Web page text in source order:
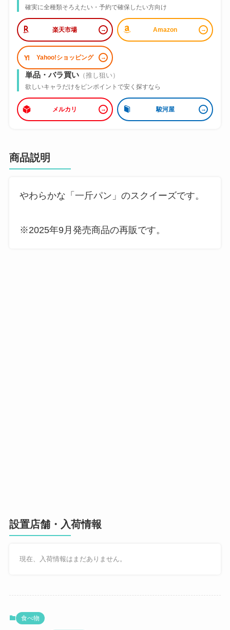
確実に全種類そろえたい・予約で確保したい方向け
楽天市場 Amazon
Yahoo!ショッピング
単品・バラ買い（推し狙い）
欲しいキャラだけをピンポイントで安く探すなら
メルカリ 駿河屋
商品説明
やわらかな「一斤パン」のスクイーズです。
※2025年9月発売商品の再販です。
設置店舗・入荷情報
現在、入荷情報はまだありません。
食べ物